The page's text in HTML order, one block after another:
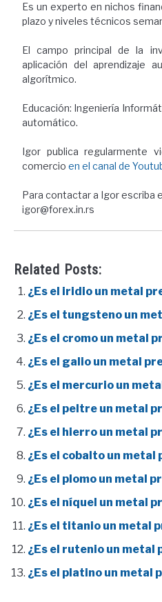
Es un experto en nichos
plazo y niveles técnicos
El campo principal de la
aplicación del aprendizaje
algorítmico.
Educación: Ingeniería
automático.
Igor publica regularmente
comercio en el canal de
Para contactar a Igor escriba
igor@forex.in.rs
Related Posts:
¿Es el iridio un metal
¿Es el tungsteno un
¿Es el cromo un metal
¿Es el galio un metal
¿Es el mercurio un
¿Es el peltre un metal
¿Es el hierro un metal
¿Es el cobalto un metal
¿Es el plomo un metal
¿Es el níquel un metal
¿Es el titanio un metal
¿Es el rutenio un metal
¿Es el platino un metal